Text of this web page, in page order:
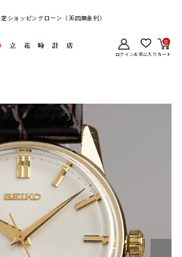
ショッピングローン（36回無金利）
ログインお気に入り
0
カート